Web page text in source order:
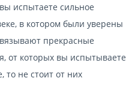
испытаете сильное
в котором были уверены
прекрасные
от которых вы испытываете
то не стоит от них